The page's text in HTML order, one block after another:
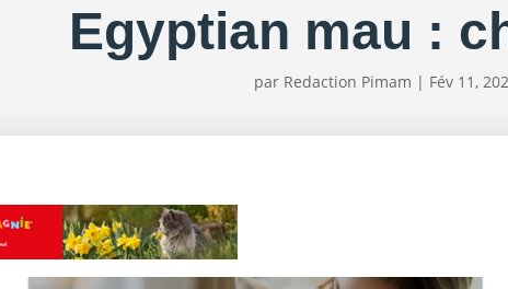
Egyptian mau :
par Redaction Pimam | Fév 11,